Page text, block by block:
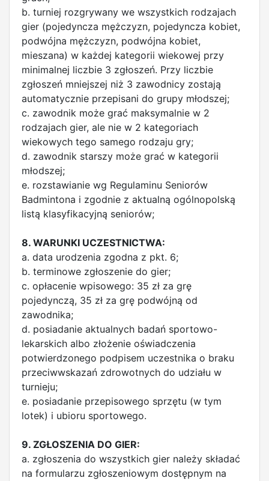
b. turniej rozgrywany we wszystkich rodzajach
gier (pojedyncza mężczyzn, pojedyncza kobiet,
podwójna mężczyzn, podwójna kobiet,
mieszana) w każdej kategorii wiekowej przy
minimalnej liczbie 3 zgłoszeń. Przy liczbie
zgłoszeń mniejszej niż 3 zawodnicy zostają
automatycznie przepisani do grupy młodszej;
c. zawodnik może grać maksymalnie w 2
rodzajach gier, ale nie w 2 kategoriach
wiekowych tego samego rodzaju gry;
d. zawodnik starszy może grać w kategorii
młodszej;
e. rozstawianie wg Regulaminu Seniorów
Badmintona i zgodnie z aktualną ogólnopolską
listą klasyfikacyjną seniorów;
8. WARUNKI UCZESTNICTWA:
a. data urodzenia zgodna z pkt. 6;
b. terminowe zgłoszenie do gier;
c. opłacenie wpisowego: 35 zł za grę
pojedynczą, 35 zł za grę podwójną od
zawodnika;
d. posiadanie aktualnych badań sportowo-
lekarskich albo złożenie oświadczenia
potwierdzonego podpisem uczestnika o braku
przeciwwskazań zdrowotnych do udziału w
turnieju;
e. posiadanie przepisowego sprzętu (w tym
lotek) i ubioru sportowego.
9. ZGŁOSZENIA DO GIER:
a. zgłoszenia do wszystkich gier należy składać
na formularzu zgłoszeniowym dostępnym na